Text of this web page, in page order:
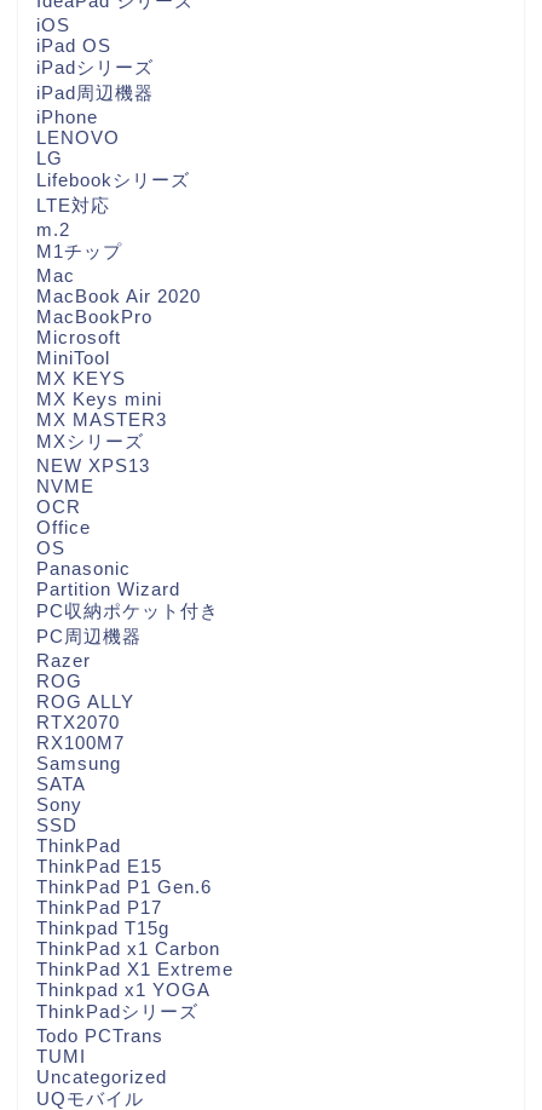
iOS
iPad OS
iPadシリーズ
iPad周辺機器
iPhone
LENOVO
LG
Lifebookシリーズ
LTE対応
m.2
M1チップ
Mac
MacBook Air 2020
MacBookPro
Microsoft
MiniTool
MX KEYS
MX Keys mini
MX MASTER3
MXシリーズ
NEW XPS13
NVME
OCR
Office
OS
Panasonic
Partition Wizard
PC収納ポケット付き
PC周辺機器
Razer
ROG
ROG ALLY
RTX2070
RX100M7
Samsung
SATA
Sony
SSD
ThinkPad
ThinkPad E15
ThinkPad P1 Gen.6
ThinkPad P17
Thinkpad T15g
ThinkPad x1 Carbon
ThinkPad X1 Extreme
Thinkpad x1 YOGA
ThinkPadシリーズ
Todo PCTrans
TUMI
Uncategorized
UQモバイル